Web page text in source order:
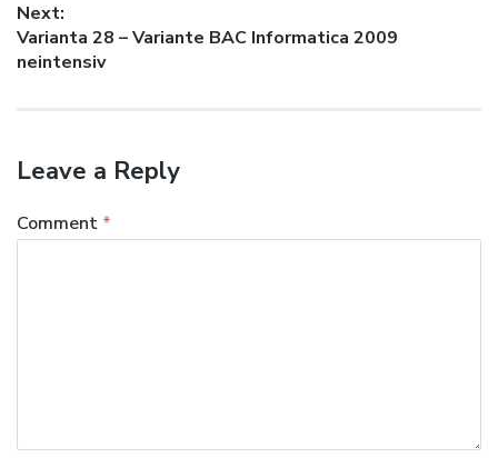
Next:
Next
post:
Varianta 28 – Variante BAC Informatica 2009
neintensiv
Leave a Reply
Comment *